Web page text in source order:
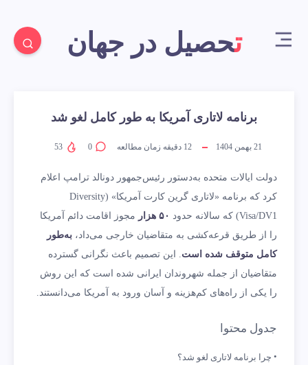
تحصیل در جهان
برنامه لاتاری آمریکا به طور کامل لغو شد
21 بهمن 1404 12 دقیقه زمان مطالعه 0
دولت ایالات متحده به‌دستور رئیس‌جمهور دونالد ترامپ اعلام
کرد که برنامه «لاتاری گرین کارت آمریکا» (Diversity
Visa/DV1) که سالانه حدود
۵۰ هزار
مجوز اقامت دائم آمریکا
را از طریق قرعه‌کشی به متقاضیان خارجی می‌داد، به‌طور
کامل متوقف شده است. این تصمیم باعث نگرانی گسترده
متقاضیان از جمله شهروندان ایرانی شده است که این روش
را یکی از راه‌های کم‌هزینه و آسان ورود به آمریکا می‌دانستند.
جدول محتوا
چرا برنامه لاتاری لغو شد؟